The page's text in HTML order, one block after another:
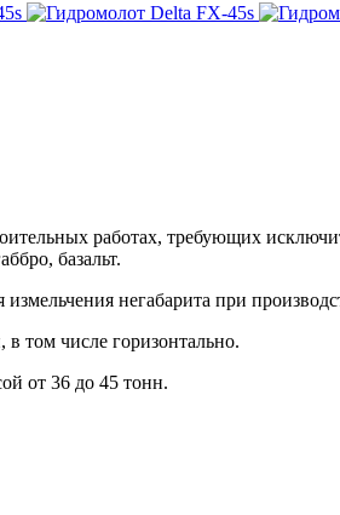
работах, требующих
базальт.
негабарита при
том числе горизонтально.
от 36 до 45 тонн.